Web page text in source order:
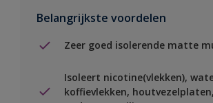
Belangrijkste voordelen
Zeer goed isolerende matte
Isoleert nicotine(vlekken),
koffievlekken,